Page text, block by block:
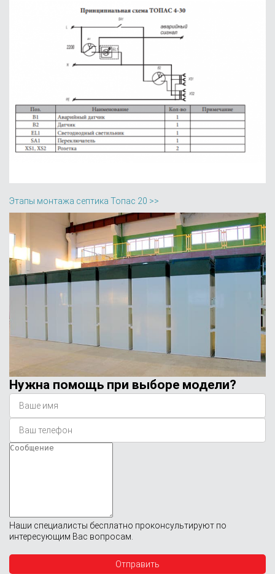
Этапы монтажа септика Топас 20 >>
Нужна помощь при выборе модели?
Наши специалисты бесплатно проконсультируют по
интересующим Вас вопросам.